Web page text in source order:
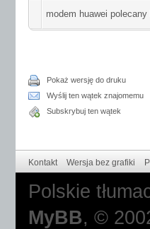
modem huawei polecany
Pokaż wersję do druku
Wyślij ten wątek znajomemu
Subskrybuj ten wątek
Kontakt Wersja bez grafiki
Polskie
MyBB, ©